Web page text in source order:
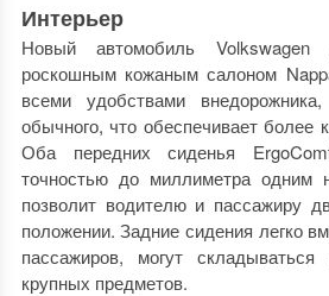
Интерьер
Новый автомобиль Volkswagen
роскошным кожаным салоном
всеми удобствами
обычного, что обеспечивает более
Оба передних сиденья
точностью до миллиметра одним
позволит водителю и пассажиру
положении. Задние сидения легко
пассажиров, могут складываться
крупных предметов.